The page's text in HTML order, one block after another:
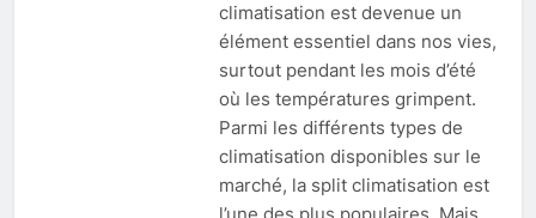
climatisation est devenue un
élément essentiel dans nos vies,
surtout pendant les mois d’été
où les températures grimpent.
Parmi les différents types de
climatisation disponibles sur le
marché, la split climatisation est